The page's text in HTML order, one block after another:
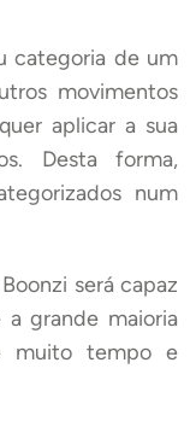
categoria de um
movimentos
aplicar a sua
Desta forma,
num
será capaz
grande maioria
muito tempo e